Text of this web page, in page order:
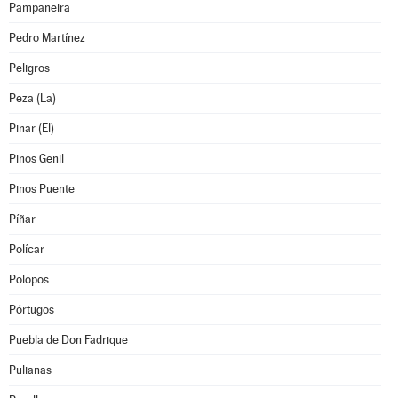
Pampaneira
Pedro Martínez
Peligros
Peza (La)
Pinar (El)
Pinos Genil
Pinos Puente
Píñar
Polícar
Polopos
Pórtugos
Puebla de Don Fadrique
Pulianas